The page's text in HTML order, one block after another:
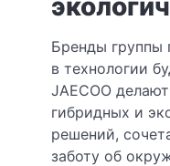
Бренды группы
в технологии
JAECOO
гибридных и
решений,
заботу об